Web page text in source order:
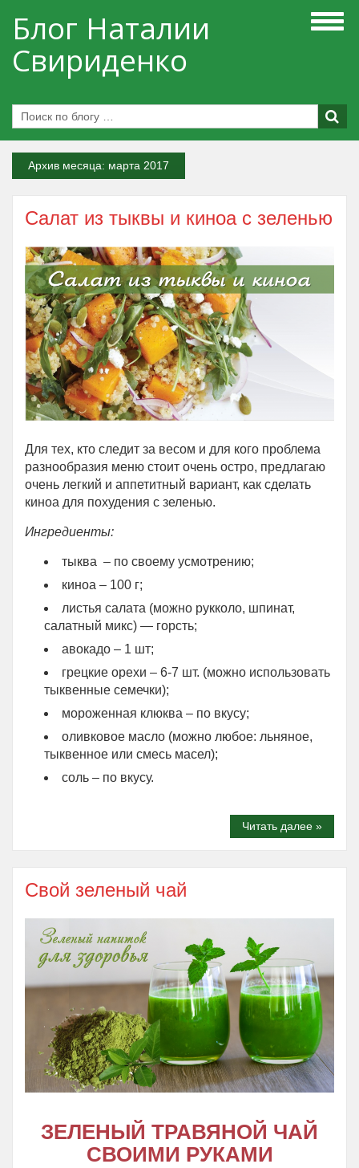
Блог Наталии
Свириденко
Архив месяца: марта 2017
Салат из тыквы и киноа с зеленью
Для тех, кто следит за весом и для кого проблема
разнообразия меню стоит очень остро, предлагаю
очень легкий и аппетитный вариант, как сделать
киноа для похудения с зеленью.
Ингредиенты:
тыква – по своему усмотрению;
киноа – 100 г;
листья салата (можно рукколо, шпинат,
салатный микс) — горсть;
авокадо – 1 шт;
грецкие орехи – 6-7 шт. (можно использовать
тыквенные семечки);
мороженная клюква – по вкусу;
оливковое масло (можно любое: льняное,
тыквенное или смесь масел);
соль – по вкусу.
Читать далее »
Свой зеленый чай
ЗЕЛЕНЫЙ ТРАВЯНОЙ ЧАЙ
СВОИМИ РУКАМИ